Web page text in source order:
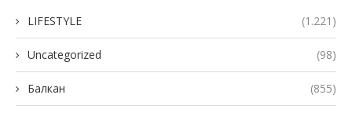
LIFESTYLE (1.221)
Uncategorized (98)
Балкан (855)